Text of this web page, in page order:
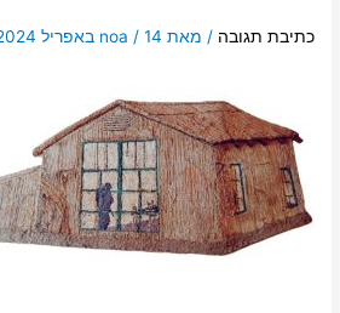
כתיבת תגובה / מאת noa / 14 באפריל 2024